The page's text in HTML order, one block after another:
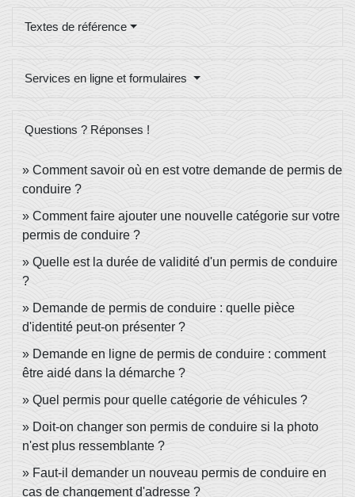
Textes de référence
Services en ligne et formulaires
Questions ? Réponses !
Comment savoir où en est votre demande de permis de
conduire ?
Comment faire ajouter une nouvelle catégorie sur votre
permis de conduire ?
Quelle est la durée de validité d'un permis de conduire
?
Demande de permis de conduire : quelle pièce
d'identité peut-on présenter ?
Demande en ligne de permis de conduire : comment
être aidé dans la démarche ?
Quel permis pour quelle catégorie de véhicules ?
Doit-on changer son permis de conduire si la photo
n'est plus ressemblante ?
Faut-il demander un nouveau permis de conduire en
cas de changement d'adresse ?